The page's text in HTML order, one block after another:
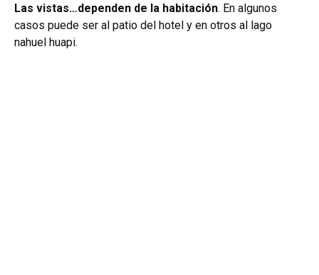
Las vistas…dependen de la habitación. En algunos
casos puede ser al patio del hotel y en otros al lago
nahuel huapi.